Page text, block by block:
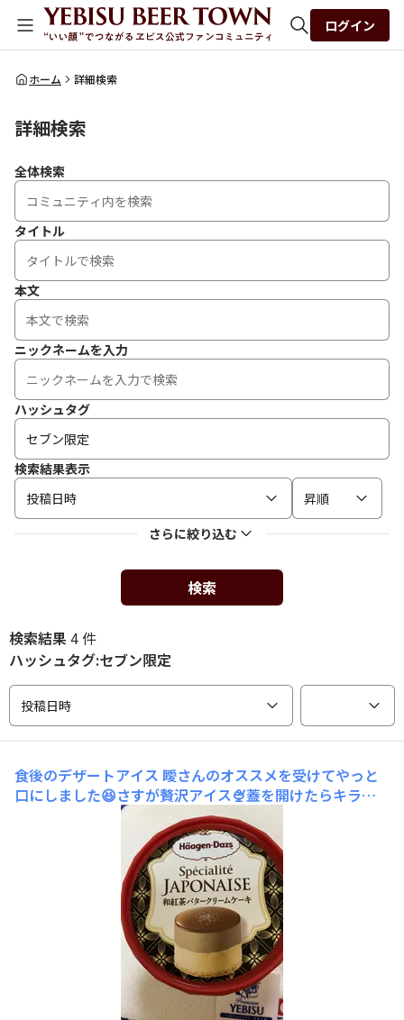
全体検索
ログイン
ホーム 詳細検索
詳細検索
全体検索
タイトル
本文
ニックネームを入力
ハッシュタグ
検索結果表示
投稿日時
昇順
さらに絞り込む
検索
検索結果4 件
ハッシュタグ:セブン限定
投稿日時
食後のデザートアイス 瞹さんのオススメを受けてやっと
口にしました😆さすが贅沢アイス🍨蓋を開けたらキラキ
ラ星空みたいに綺麗です☆彡和紅茶ですが抹茶な香り？バ
タークリームと有りますが全然しつこくなくて上品なコク
のアイスでした教えて頂いてありがとうございます😄🙏